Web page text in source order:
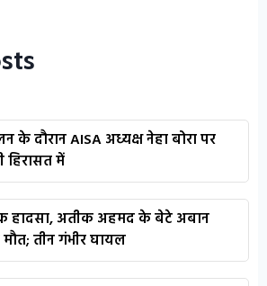
के दौरान AISA अध्यक्ष नेहा बोरा पर
हिरासत में
हादसा, अतीक अहमद के बेटे अबान
तीन गंभीर घायल